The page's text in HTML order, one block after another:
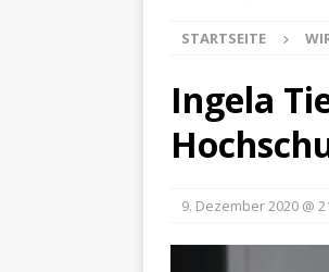
[
[
STARTSEITE
Ingela
9. Dezember 2020 @